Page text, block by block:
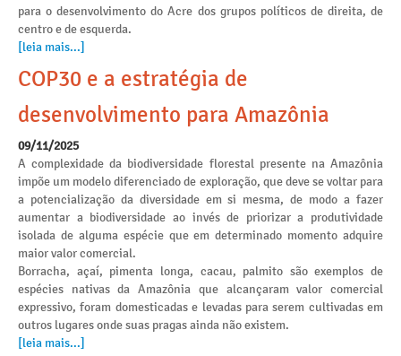
para o desenvolvimento do Acre dos grupos políticos de direita, de
centro e de esquerda.
[leia mais...]
COP30 e a estratégia de
desenvolvimento para Amazônia
09/11/2025
A complexidade da biodiversidade florestal presente na Amazônia
impõe um modelo diferenciado de exploração, que deve se voltar para
a potencialização da diversidade em si mesma, de modo a fazer
aumentar a biodiversidade ao invés de priorizar a produtividade
isolada de alguma espécie que em determinado momento adquire
maior valor comercial.
Borracha, açaí, pimenta longa, cacau, palmito são exemplos de
espécies nativas da Amazônia que alcançaram valor comercial
expressivo, foram domesticadas e levadas para serem cultivadas em
outros lugares onde suas pragas ainda não existem.
[leia mais...]